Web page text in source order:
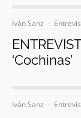
Iván Sanz ·
‘Cochinas’
Iván Sanz ·